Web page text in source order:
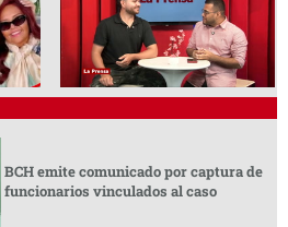
BCH emite comunicado por captura de
funcionarios vinculados al caso